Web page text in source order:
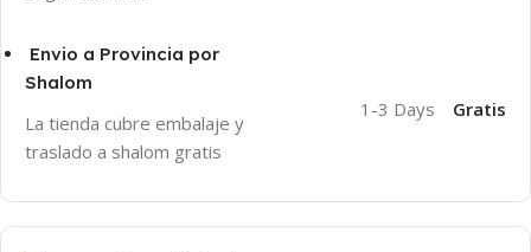
Envio a Provincia por
Shalom
La tienda cubre embalaje y
traslado a shalom gratis
1-3 Days Gratis